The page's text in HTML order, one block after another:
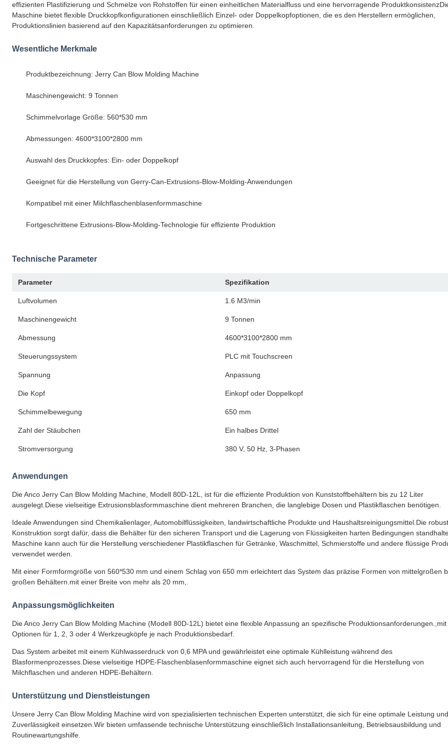
effizienten Plastifizierung und Schmelze von Rohstoffen für einen einheitlichen Materialfluss und eine hervorragende
Maschine bietet flexible Druckkopfkonfigurationen einschließlich Einzel- oder Doppelkopfoptionen, die es den Herstellern ermöglichen,
Produktionslinien basierend auf den Kapazitätsanforderungen zu optimieren.
Wesentliche Merkmale
Produktbezeichnung: Jerry Can Blow Molding Machine
Maschinengewicht: 9 Tonnen
Schimmelvorlage Größe: 560*530 mm
Abmessungen: 4600*3100*2800 mm
Auswahl des Druckkopfes: Ein- oder Doppelkopf
Geeignet für die Herstellung von Gerry-Can-Extrusions-Blow-Molding-Anwendungen
Kompatibel mit einer Milchflaschenblasenformmaschine
Fortgeschrittene Extrusions-Blow-Molding-Technologie für effiziente Produktion
Technische Parameter
Parameter Spezifikation
Luftvolumen 1.6 M3/min
Maschinengewicht 9 Tonnen
Abmessung 4600*3100*2800 mm
Steuerungssystem PLC mit Touchscreen
Spannung Anpassung
Die Kopf Einkopf oder Doppelkopf
Schimmelbewegung 650 mm
Zahl der Stäubchen Ein halbes Drittel
Stromversorgung 380 V, 50 Hz, 3-Phasen
Anwendungen
Die Anco Jerry Can Blow Molding Machine, Modell 80D-12L, ist für die effiziente Produktion von Kunststoffbehältern bis zu 12 Liter
ausgelegt.Diese vielseitige Extrusionsblasformmaschine dient mehreren Branchen, die langlebige Dosen und Plastikflaschen benötigen.
Ideale Anwendungen sind Chemikalienlager, Automobilflüssigkeiten, landwirtschaftliche Produkte und Haushaltsreinigungsmittel.Die
Konstruktion sorgt dafür, dass die Behälter für den sicheren Transport und die Lagerung von Flüssigkeiten harten Bedingungen
Maschine kann auch für die Herstellung verschiedener Plastikflaschen für Getränke, Waschmittel, Schmierstoffe und andere flüssige
verwendet werden.
Mit einer Formformgröße von 560*530 mm und einem Schlag von 650 mm erleichtert das System das präzise Formen von mittelgroßen
großen Behältern.mit einer Breite von mehr als 20 mm,.
Anpassungsmöglichkeiten
Die Anco Jerry Can Blow Molding Machine (Modell 80D-12L) bietet eine flexible Anpassung an spezifische Produktionsanforderungen.,mit
Optionen für 1, 2, 3 oder 4 Werkzeugköpfe je nach Produktionsbedarf.
Das System arbeitet mit einem Kühlwasserdruck von 0,6 MPA und gewährleistet eine optimale Kühlleistung während des
Blasformenprozesses.Diese vielseitige HDPE-Flaschenblasenformmaschine eignet sich auch hervorragend für die Herstellung von
Milchflaschen und anderen HDPE-Behältern.
Unterstützung und Dienstleistungen
Unsere Jerry Can Blow Molding Machine wird von spezialisierten technischen Experten unterstützt, die sich für eine optimale Leistung und
Zuverlässigkeit einsetzen.Wir bieten umfassende technische Unterstützung einschließlich Installationsanleitung, Betriebsausbildung und
Routinewartungshilfe.